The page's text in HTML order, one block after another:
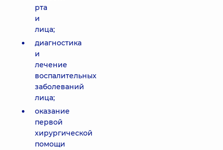
рта
и
лица;
диагностика
и
лечение
воспалительных
заболеваний
лица;
оказание
первой
хирургической
помощи